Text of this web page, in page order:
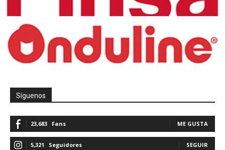
Síguenos
23,683 Fans ME GUSTA
5,321 Seguidores SEGUIR